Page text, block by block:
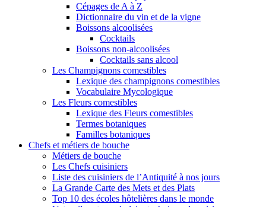
Cépages de A à Z
Dictionnaire du vin et de la vigne
Boissons alcoolisées
Cocktails
Boissons non-alcoolisées
Cocktails sans alcool
Les Champignons comestibles
Lexique des champignons comestibles
Vocabulaire Mycologique
Les Fleurs comestibles
Lexique des Fleurs comestibles
Termes botaniques
Familles botaniques
Chefs et métiers de bouche
Métiers de bouche
Les Chefs cuisiniers
Liste des cuisiniers de l’Antiquité à nos jours
La Grande Carte des Mets et des Plats
Top 10 des écoles hôtelières dans le monde